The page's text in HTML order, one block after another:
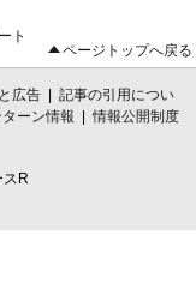
ト
ページトップへ戻る
広告
記事の引用につい
ーン情報
情報公開制度
R